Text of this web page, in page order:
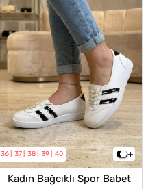
36 37 38 39 40
Kadın Bağcıklı Spor Babet